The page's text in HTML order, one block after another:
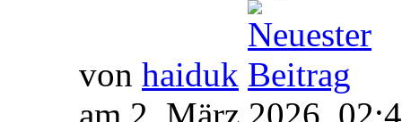
von haiduk
am 2. März 2026,